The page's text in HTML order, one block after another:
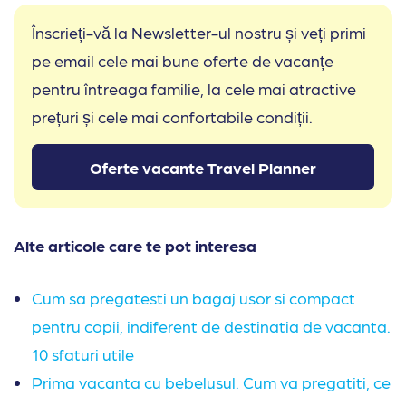
Înscrieți-vă la Newsletter-ul nostru și veți primi
pe email cele mai bune oferte de vacanțe
pentru întreaga familie, la cele mai atractive
prețuri și cele mai confortabile condiții.
Oferte vacante Travel Planner
Alte articole care te pot interesa
Cum sa pregatesti un bagaj usor si compact
pentru copii, indiferent de destinatia de vacanta.
10 sfaturi utile
Prima vacanta cu bebelusul. Cum va pregatiti, ce